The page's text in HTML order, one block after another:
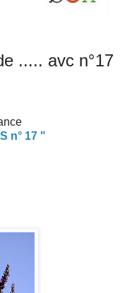
..... avc n°17
n° 17 "